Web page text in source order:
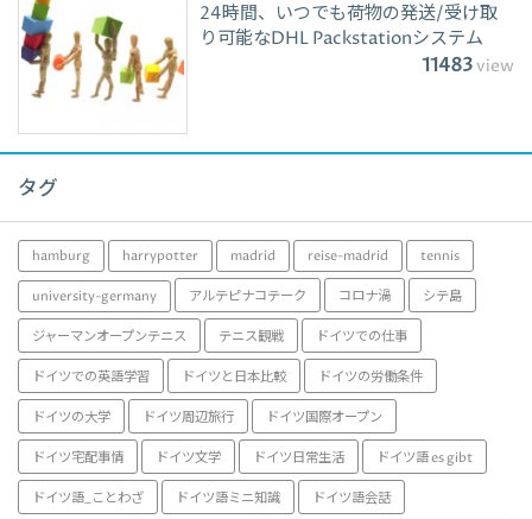
24時間、いつでも荷物の発送/受け取
り可能なDHL Packstationシステム
11483view
タグ
hamburg harrypotter madrid reise-madrid tennis
university-germany アルテピナコテーク コロナ渦 シテ島
ジャーマンオープンテニス テニス観戦 ドイツでの仕事
ドイツでの英語学習 ドイツと日本比較 ドイツの労働条件
ドイツの大学 ドイツ周辺旅行 ドイツ国際オープン
ドイツ宅配事情 ドイツ文学 ドイツ日常生活 ドイツ語 es gibt
ドイツ語_ことわざ ドイツ語ミニ知識 ドイツ語会話